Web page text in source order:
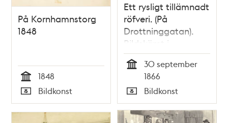
På Kornhamnstorg
1848
Tid
1848
Typ
Bildkonst
Ett rysligt tillämnadt
röfveri. (På
Drottninggatan).
Bildskämt i
Söndags-Nisse –
Illustreradt
Veckoblad för
Skämt, Humor och
Satir, nr 40, den 30
september 1866
30 september
1866
Typ
Bildkonst